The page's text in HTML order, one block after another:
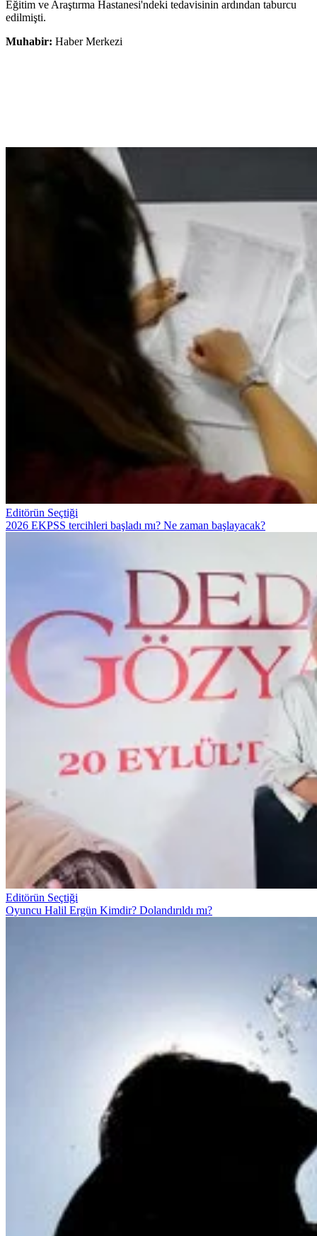
Eğitim ve Araştırma Hastanesi'ndeki tedavisinin ardından taburcu
edilmişti.
Muhabir: Haber Merkezi
Editörün Seçtiği
2026 EKPSS tercihleri başladı mı? Ne zaman başlayacak?
Editörün Seçtiği
Oyuncu Halil Ergün Kimdir? Dolandırıldı mı?